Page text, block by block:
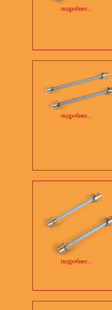
подробнее...
подробнее...
подробнее...